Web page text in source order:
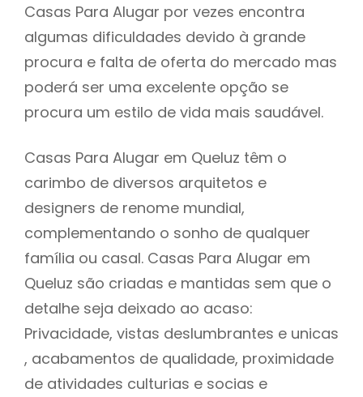
Casas Para Alugar por vezes encontra
algumas dificuldades devido à grande
procura e falta de oferta do mercado mas
poderá ser uma excelente opção se
procura um estilo de vida mais saudável.
Casas Para Alugar em Queluz têm o
carimbo de diversos arquitetos e
designers de renome mundial,
complementando o sonho de qualquer
família ou casal. Casas Para Alugar em
Queluz são criadas e mantidas sem que o
detalhe seja deixado ao acaso:
Privacidade, vistas deslumbrantes e unicas
, acabamentos de qualidade, proximidade
de atividades culturias e socias e